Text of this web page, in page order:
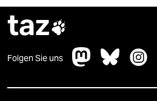
taz
Folgen Sie uns